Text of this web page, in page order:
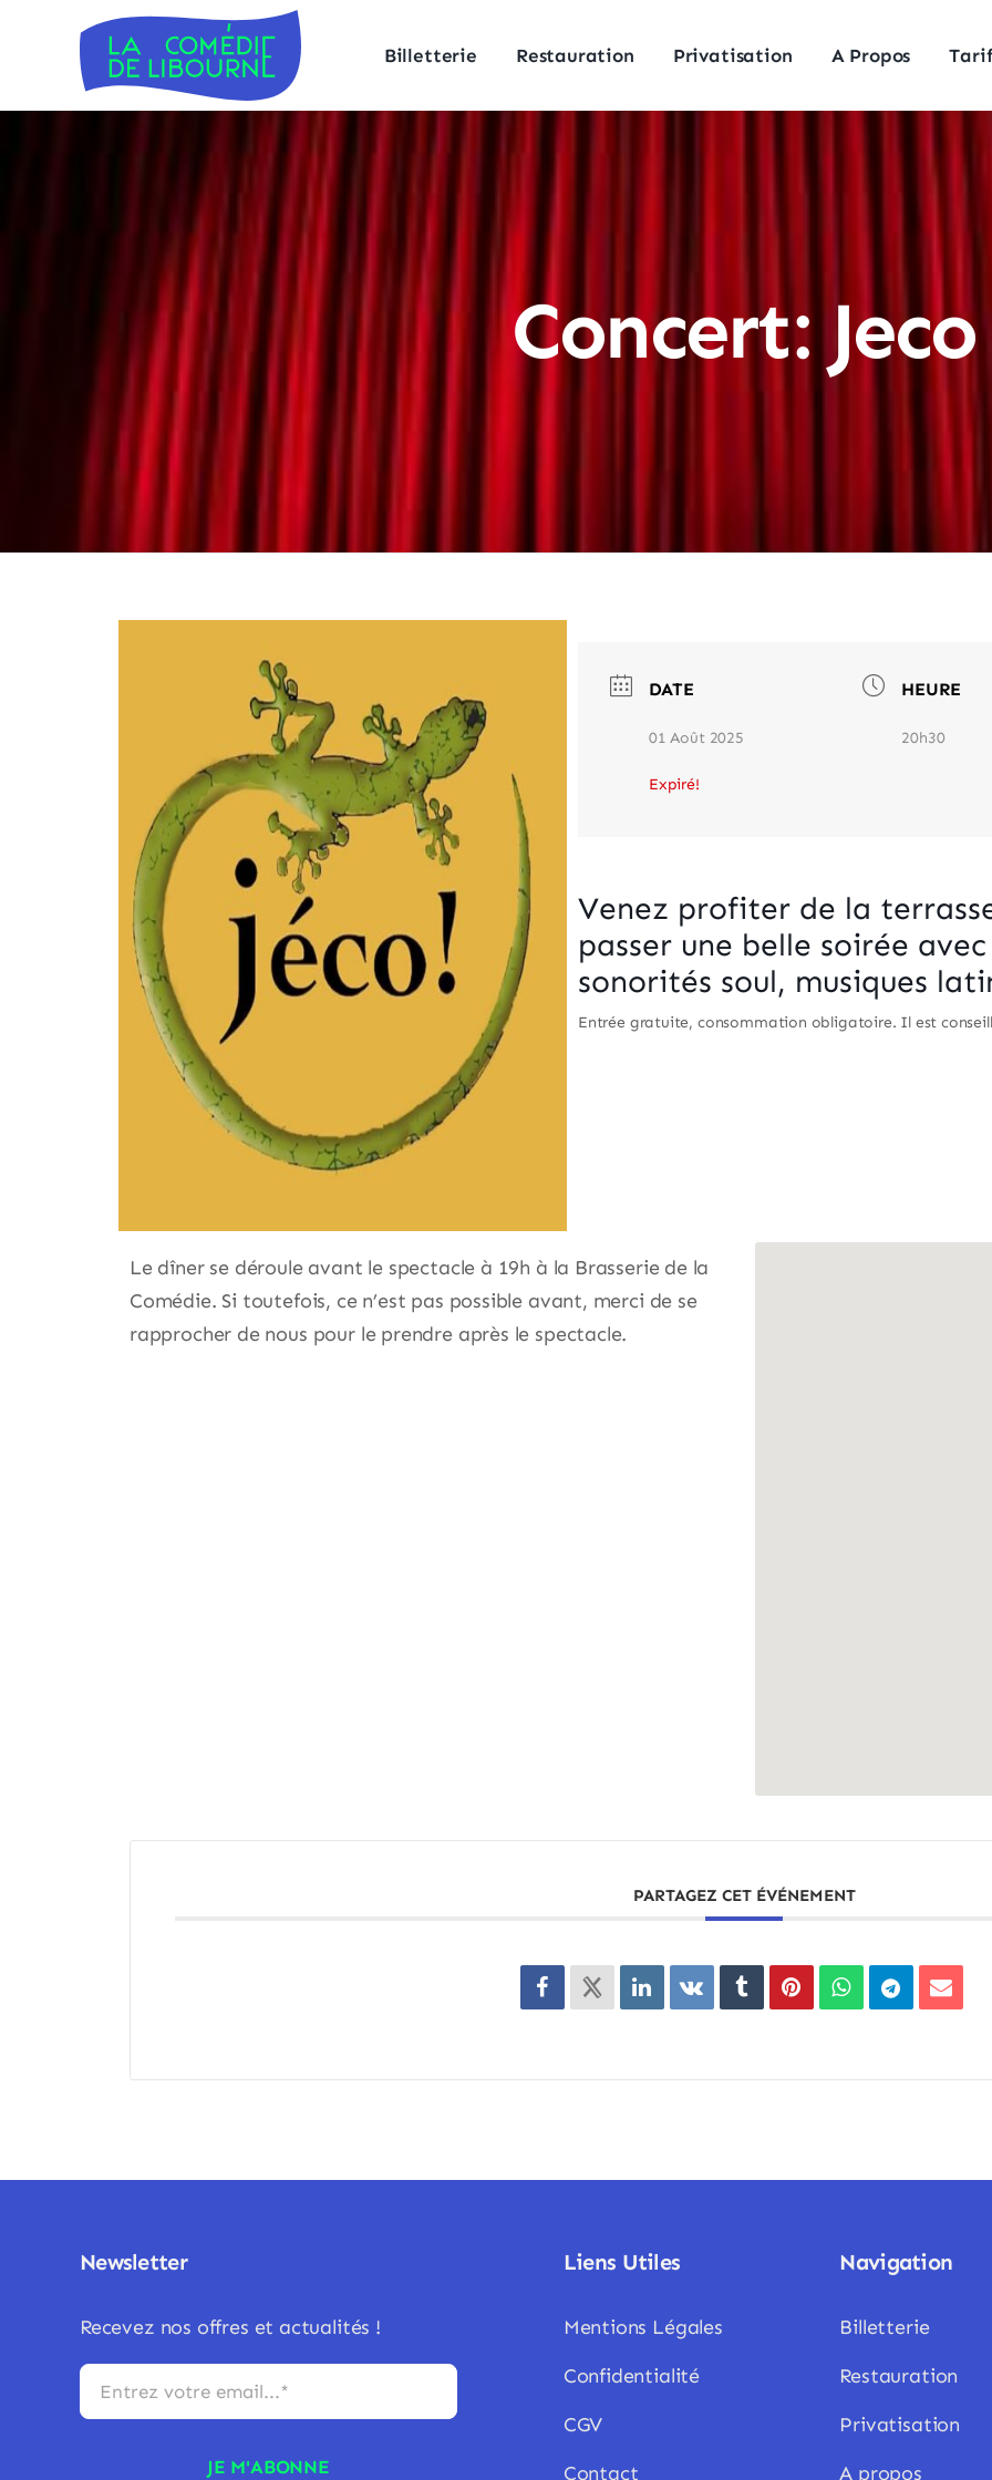
Billetterie Restauration Privatisation A Propos
Concert: Jeco
DATE
01 Août 2025
Expiré!
HEURE
20h30
Venez profiter de la
passer une belle soirée
sonorités soul, musiques
Entrée gratuite, consommation obligatoire. Il est
Le dîner se déroule avant le spectacle à 19h à la Brasserie de la
Comédie. Si toutefois, ce n’est pas possible avant, merci de se
rapprocher de nous pour le prendre après le spectacle.
PARTAGEZ CET ÉVÉNEMENT
Newsletter
Recevez nos offres et actualités !
JE M'ABONNE
Liens Utiles
Mentions Légales
Confidentialité
CGV
Contact
Navigation
Billetterie
Restauration
Privatisation
A propos